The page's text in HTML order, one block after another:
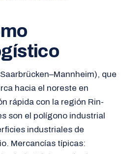
que
hacia el noreste en
rápida con la región Rin-
son el polígono industrial
industriales de
Mercancías típicas: